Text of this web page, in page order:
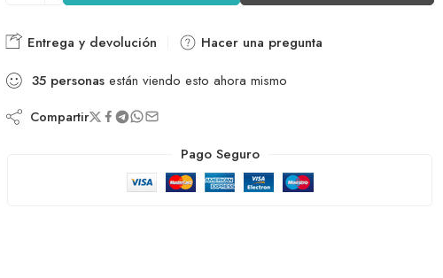
Entrega y devolución
Hacer una pregunta
35 personas están viendo esto ahora mismo
Compartir
Pago Seguro